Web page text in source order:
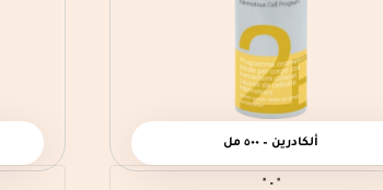
ألكادرين – ٥٠٠ مل
٠.٠